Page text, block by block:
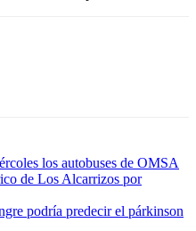
los autobuses de OMSA
de Los Alcarrizos por
podría predecir el párkinson